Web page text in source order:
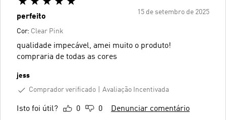
15 de setembro de 2025
perfeito
Cor: Clear Pink
qualidade impecável, amei muito o produto!
compraria de todas as cores
jess
Comprador verificado
Avaliação Incentivada
Isto foi útil? 0 0 Denunciar comentário